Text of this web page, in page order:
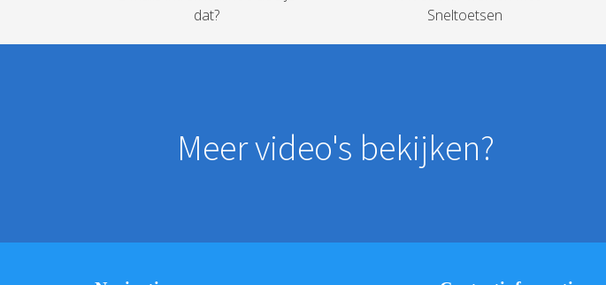
dat?
Sneltoetsen
Meer video's bekijken?